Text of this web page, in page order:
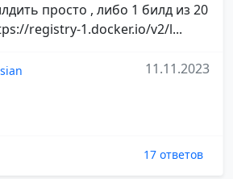
просто , либо 1 билд из 20
registry-1.docker.io/v2/l...
11.11.2023
17 ответов